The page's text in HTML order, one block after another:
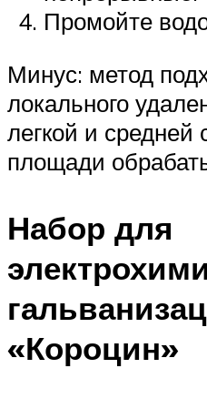
Промойте
Минус: метод
локального
легкой и
площади
Набор для
«Короцин»